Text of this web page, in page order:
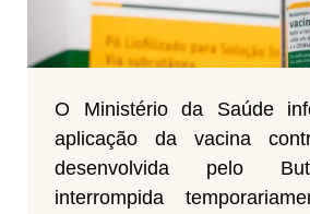
O Ministério da Saúde
aplicação da vacina
desenvolvida pelo
interrompida